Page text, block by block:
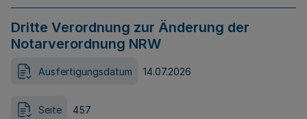
Dritte Verordnung zur Änderung der
Notarverordnung NRW
Ausfertigungsdatum 14.07.2026
Seite 457